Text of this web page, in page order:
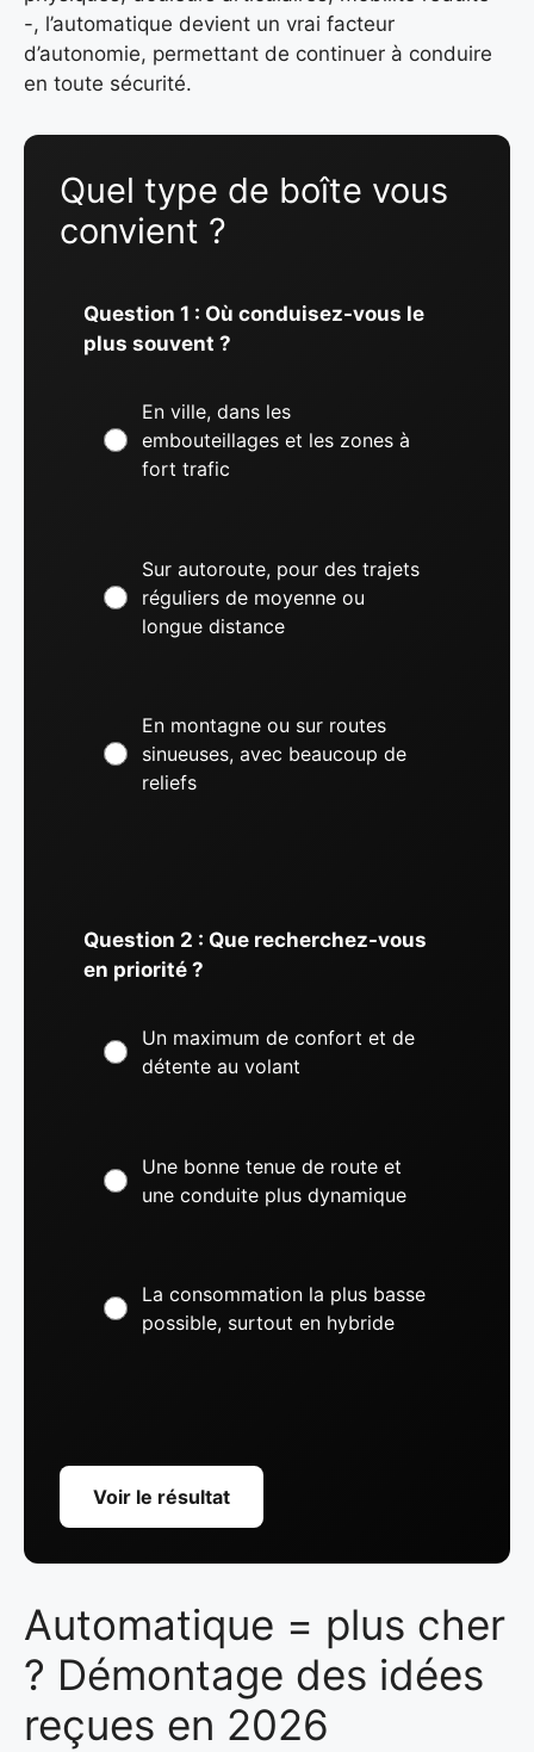
-, l’automatique devient un vrai facteur
d’autonomie, permettant de continuer à conduire
en toute sécurité.
Quel type de boîte vous
convient ?
Question 1 : Où conduisez-vous le
plus souvent ?
En ville, dans les
embouteillages et les zones à
fort trafic
Sur autoroute, pour des trajets
réguliers de moyenne ou
longue distance
En montagne ou sur routes
sinueuses, avec beaucoup de
reliefs
Question 2 : Que recherchez-vous
en priorité ?
Un maximum de confort et de
détente au volant
Une bonne tenue de route et
une conduite plus dynamique
La consommation la plus basse
possible, surtout en hybride
Voir le résultat
Automatique = plus cher
? Démontage des idées
reçues en 2026